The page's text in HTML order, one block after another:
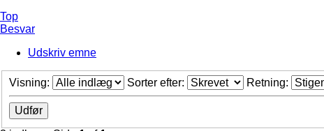
Top
Besvar
Udskriv emne
Visning: Sorter efter: Retning: